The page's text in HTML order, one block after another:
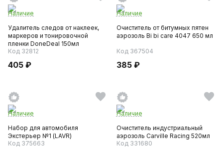
Наличие
Удалитель следов от наклеек,
маркеров и тонировочной
пленки DoneDeal 150мл
Код 32812
405 ₽
Наличие
Очиститель от битумных пятен
аэрозоль Bi bi care 4047 650 мл
Код 367504
385 ₽
Наличие
Набор для автомобиля
Экстерьер №1 (LAVR)
Код 375663
Наличие
Очиститель индустриальный
аэрозоль Carville Racing 520мл
Код 331680